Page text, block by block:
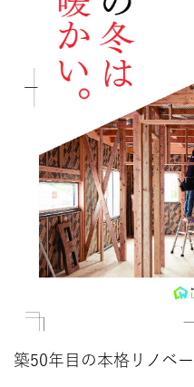
築50年目の本格リノベー